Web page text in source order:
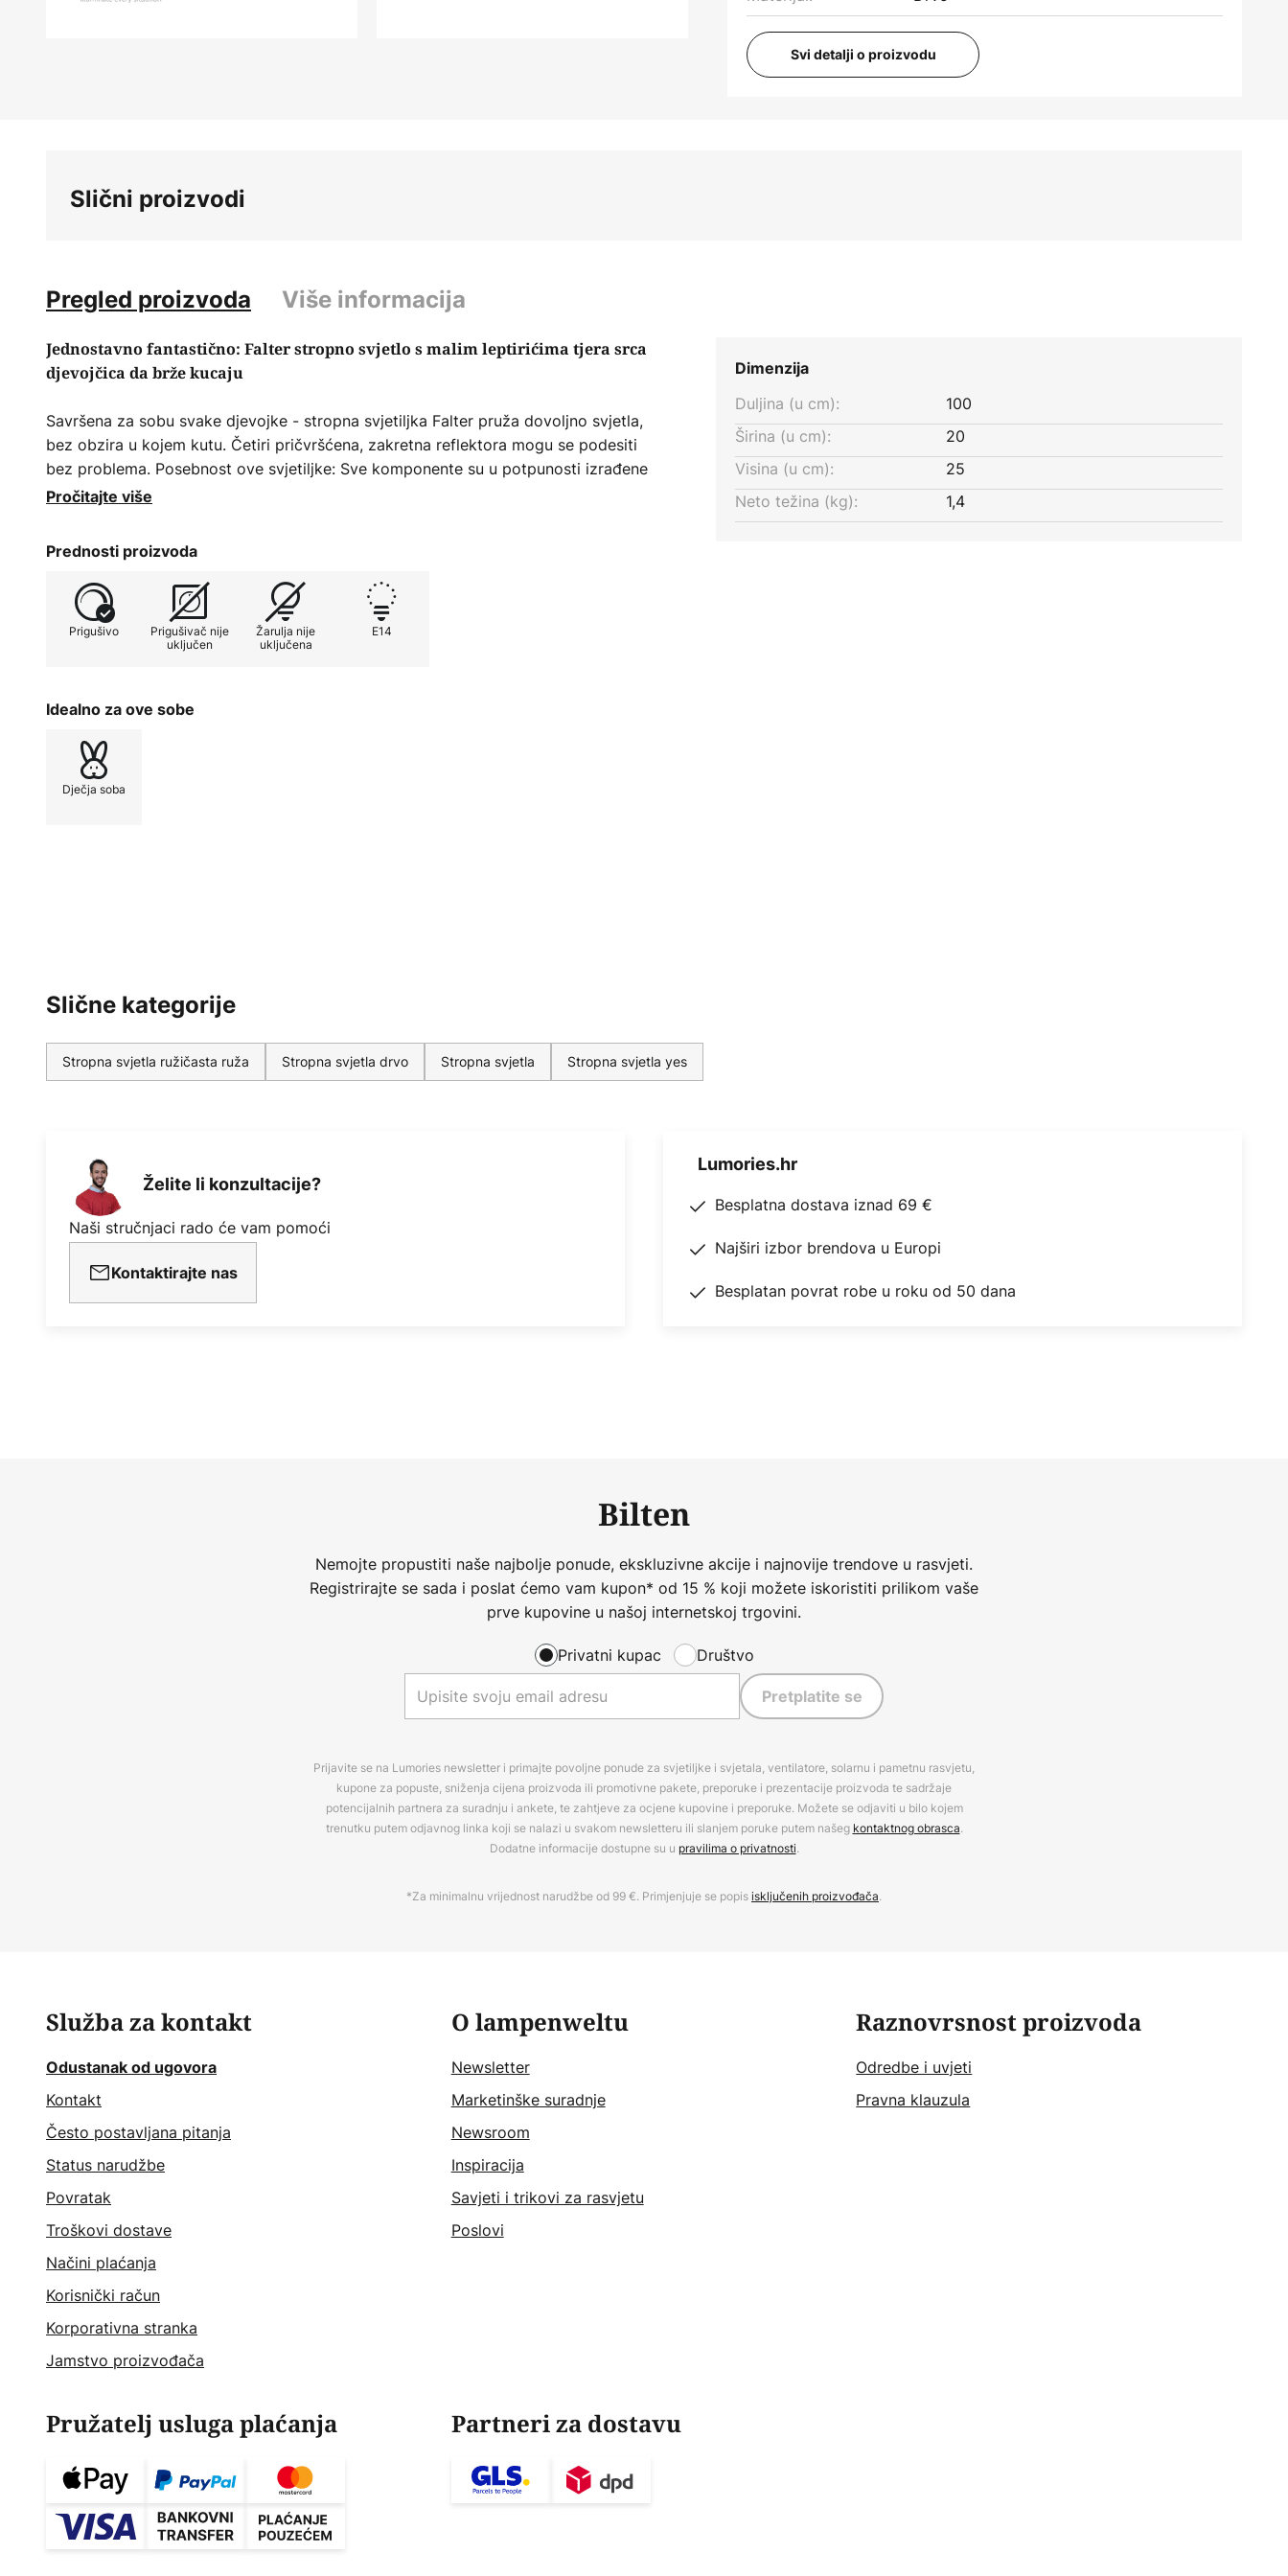
images
Svi detalji o proizvodu
Slični proizvodi
Pregled proizvoda Više informacija
Jednostavno fantastično: Falter stropno svjetlo s malim leptirićima tjera srca
djevojčica da brže kucaju
Savršena za sobu svake djevojke - stropna svjetiljka Falter pruža dovoljno svjetla,
bez obzira u kojem kutu. Četiri pričvršćena, zakretna reflektora mogu se podesiti
bez problema. Posebnost ove svjetiljke: Sve komponente su u potpunosti izrađene
od drva i obojene su bojom na bazi vode bez otapala.
Dizajn stropnog svjetla je usklađen s ljubavlju. Osim motiva sitnog cvijeta, sva četiri
reflektora su i leptiri. Slatki leptirići lebde visoko na stropu i oduševljavaju svaku
malu princezu.
Pročitajte više
Prednosti proizvoda
Prigušivo
Prigušivač nije
uključen
Žarulja nije
uključena
E14
Idealno za ove sobe
Dječja soba
Dimenzija
Duljina (u cm):
100
Širina (u cm):
20
Visina (u cm):
25
Neto težina (kg):
1,4
Slične kategorije
Stropna svjetla ružičasta ruža Stropna svjetla drvo Stropna svjetla Stropna svjetla yes
Želite li konzultacije?
Naši stručnjaci rado će vam pomoći
Kontaktirajte nas
Lumories.hr
Besplatna dostava iznad 69 €
Najširi izbor brendova u Europi
Besplatan povrat robe u roku od 50 dana
Bilten
Nemojte propustiti naše najbolje ponude, ekskluzivne akcije i najnovije trendove u rasvjeti.
Registrirajte se sada i poslat ćemo vam kupon* od 15 % koji možete iskoristiti prilikom vaše
prve kupovine u našoj internetskoj trgovini.
Privatni kupac Društvo
Pretplatite se
Prijavite se na Lumories newsletter i primajte povoljne ponude za svjetiljke i svjetala, ventilatore, solarnu i pametnu rasvjetu,
kupone za popuste, sniženja cijena proizvoda ili promotivne pakete, preporuke i prezentacije proizvoda te sadržaje
potencijalnih partnera za suradnju i ankete, te zahtjeve za ocjene kupovine i preporuke. Možete se odjaviti u bilo kojem
trenutku putem odjavnog linka koji se nalazi u svakom newsletteru ili slanjem poruke putem našeg kontaktnog obrasca.
Dodatne informacije dostupne su u pravilima o privatnosti.
*Za minimalnu vrijednost narudžbe od 99 €. Primjenjuje se popisisključenih proizvođača.
Služba za kontakt
Odustanak od ugovora
Kontakt
Često postavljana pitanja
Status narudžbe
Povratak
Troškovi dostave
Načini plaćanja
Korisnički račun
Korporativna stranka
Jamstvo proizvođača
O lampenweltu
Newsletter
Marketinške suradnje
Newsroom
Inspiracija
Savjeti i trikovi za rasvjetu
Poslovi
Raznovrsnost proizvoda
Odredbe i uvjeti
Pravna klauzula
Pružatelj usluga plaćanja Partneri za dostavu